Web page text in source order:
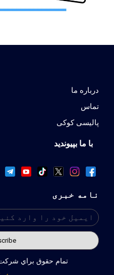
درباره ما
تماس
پالیسی کوکی
با ما بپیوندید
نامه خبری
تمام حقوق براي